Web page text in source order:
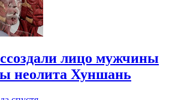
лицо мужчины
неолита Хуншань